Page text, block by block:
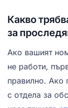
Какво
за
Ако вашият
не работи,
правилно. Ако
с отдела за